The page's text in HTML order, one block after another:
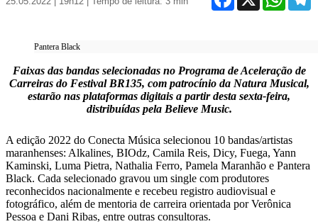
Pantera Black
Faixas das bandas selecionadas no Programa de Aceleração de
Carreiras do Festival BR135, com patrocínio da Natura Musical,
estarão nas plataformas digitais a partir desta sexta-feira,
distribuídas pela Believe Music.
A edição 2022 do Conecta Música selecionou 10 bandas/artistas
maranhenses: Alkalines, BIOdz, Camila Reis, Dicy, Fuega, Yann
Kaminski, Luma Pietra, Nathalia Ferro, Pamela Maranhão e Pantera
Black. Cada selecionado gravou um single com produtores
reconhecidos nacionalmente e recebeu registro audiovisual e
fotográfico, além de mentoria de carreira orientada por Verônica
Pessoa e Dani Ribas, entre outras consultoras.